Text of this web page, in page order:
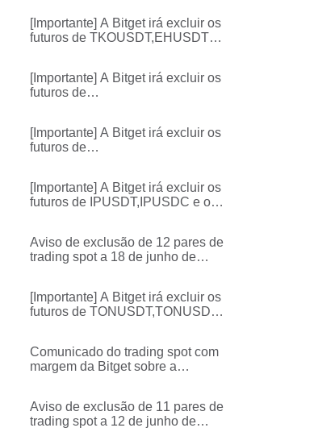
[Importante] A Bitget irá excluir os
futuros de TKOUSDT,EHUSDT e
[Importante] A Bitget irá excluir os
futuros de
serviços
[Importante] A Bitget irá excluir os
futuros de
serviços
[Importante] A Bitget irá excluir os
futuros de IPUSDT,IPUSDC e os
Aviso de exclusão de 12 pares de
trading spot a 18 de junho de
[Importante] A Bitget irá excluir os
futuros de TONUSDT,TONUSDC
Comunicado do trading spot com
margem da Bitget sobre a
TON/USDT, TON/USDC
Aviso de exclusão de 11 pares de
trading spot a 12 de junho de